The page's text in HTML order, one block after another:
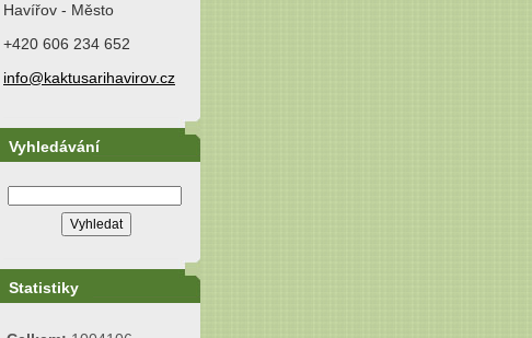
Havířov - Město
+420 606 234 652
info@kaktusarihavirov.cz
Vyhledávání
Statistiky